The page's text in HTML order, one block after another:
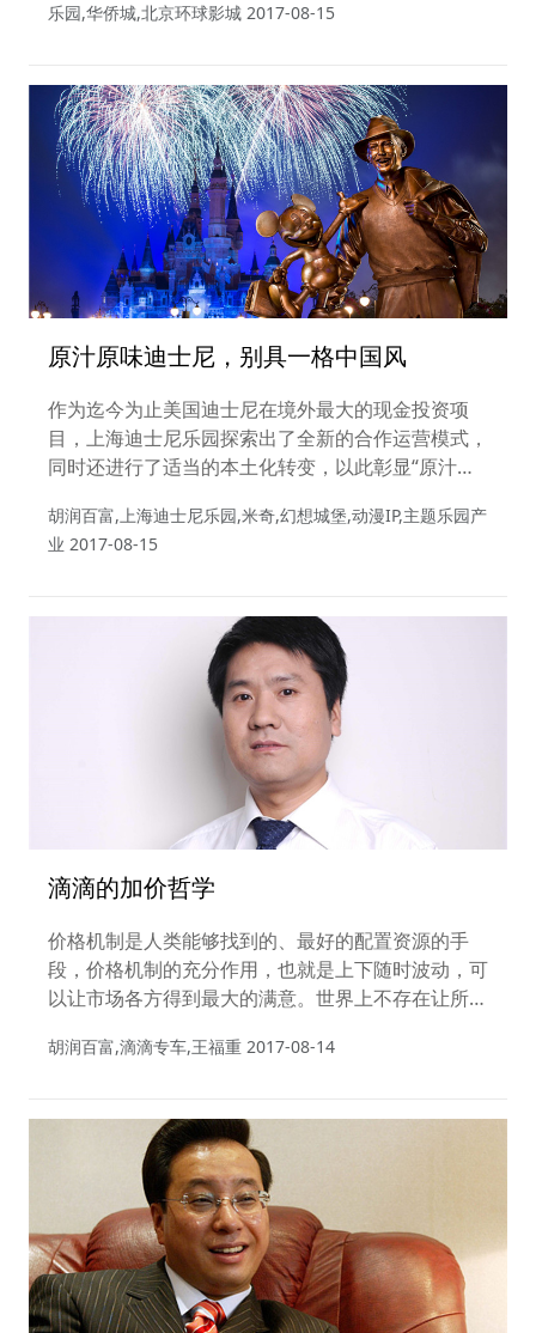
了一条“破局之策”。如今，以文旅和艺术创意为主
国地产业的“新风口”。
乐园,华侨城,北京环球影城 2017-08-15
原汁原味迪士尼，别具一格中国风
作为迄今为止美国迪士尼在境外最大的现金投资项
目，上海迪士尼乐园探索出了全新的合作运营模式，
同时还进行了适当的本土化转变，以此彰显“原汁原
尼的建成，还为众多准备或已投资建设主题乐园的国
内地产企业，提供了近距离观察与学习的机会，标志
胡润百富,上海迪士尼乐园,米奇,幻想城堡,动漫IP,主题乐园产
业 2017-08-15
滴滴的加价哲学
价格机制是人类能够找到的、最好的配置资源的手
段，价格机制的充分作用，也就是上下随时波动，可
以让市场各方得到最大的满意。世界上不存在让所有
西，非市场莫属，非商业行为莫属。
胡润百富,滴滴专车,王福重 2017-08-14